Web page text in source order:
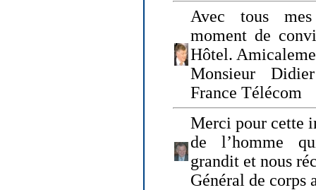
Avec tous
moment de
Hôtel.
Monsieur
France Télécom
Merci pour cette
de l’homme
grandit et nous
Général de corps